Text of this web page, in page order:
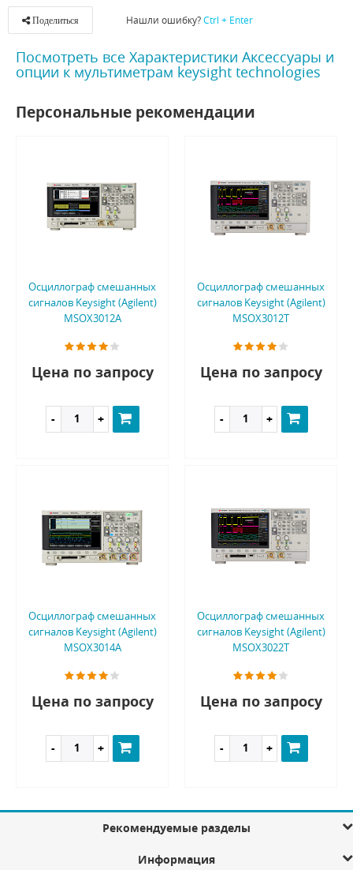
Поделиться Нашли ошибку?Ctrl + Enter
Посмотреть все Характеристики Аксессуары и
опции к мультиметрам keysight technologies
Персональные рекомендации
Осциллограф смешанных
сигналов Keysight (Agilent)
MSOX3012A
Цена по запросу
Осциллограф смешанных
сигналов Keysight (Agilent)
MSOX3012T
Цена по запросу
Осциллограф смешанных
сигналов Keysight (Agilent)
MSOX3014A
Цена по запросу
Осциллограф смешанных
сигналов Keysight (Agilent)
MSOX3022T
Цена по запросу
Рекомендуемые разделы
Информация